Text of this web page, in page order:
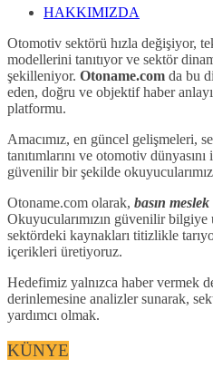
HAKKIMIZDA
Otomotiv sektörü hızla değişiyor,
modellerini tanıtıyor ve sektör
şekilleniyor. Otoname.com da bu
eden, doğru ve objektif haber
platformu.
Amacımız, en güncel gelişmeleri,
tanıtımlarını ve otomotiv
güvenilir bir şekilde
Otoname.com olarak, basın
Okuyucularımızın güvenilir bilgiye
sektördeki kaynakları titizlikle
içerikleri üretiyoruz.
Hedefimiz yalnızca haber vermek
derinlemesine analizler sunarak,
yardımcı olmak.
KÜNYE